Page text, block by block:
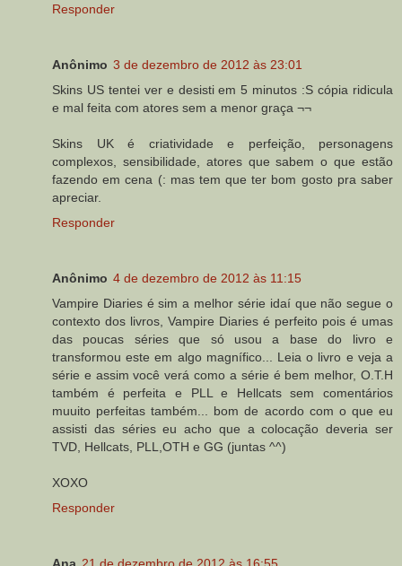
Responder
Anônimo 3 de dezembro de 2012 às 23:01
Skins US tentei ver e desisti em 5 minutos :S cópia ridicula
e mal feita com atores sem a menor graça ¬¬
Skins UK é criatividade e perfeição, personagens
complexos, sensibilidade, atores que sabem o que estão
fazendo em cena (: mas tem que ter bom gosto pra saber
apreciar.
Responder
Anônimo 4 de dezembro de 2012 às 11:15
Vampire Diaries é sim a melhor série idaí que não segue o
contexto dos livros, Vampire Diaries é perfeito pois é umas
das poucas séries que só usou a base do livro e
transformou este em algo magnífico... Leia o livro e veja a
série e assim você verá como a série é bem melhor, O.T.H
também é perfeita e PLL e Hellcats sem comentários
muuito perfeitas também... bom de acordo com o que eu
assisti das séries eu acho que a colocação deveria ser
TVD, Hellcats, PLL,OTH e GG (juntas ^^)
XOXO
Responder
Ana 21 de dezembro de 2012 às 16:55